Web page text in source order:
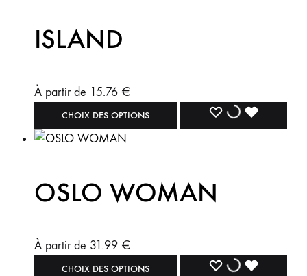
ISLAND
À partir de 15.76 €
CHOIX DES OPTIONS
OSLO WOMAN
À partir de 31.99 €
CHOIX DES OPTIONS